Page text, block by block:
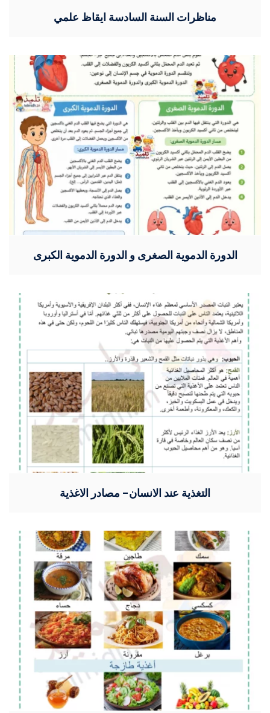
مناظرات السنة السادسة ايقاظ علمي
الدورة الدموية الصغرى و الدورة الدموية الكبرى
التغذية عند الانسان- مصادر الاغذية